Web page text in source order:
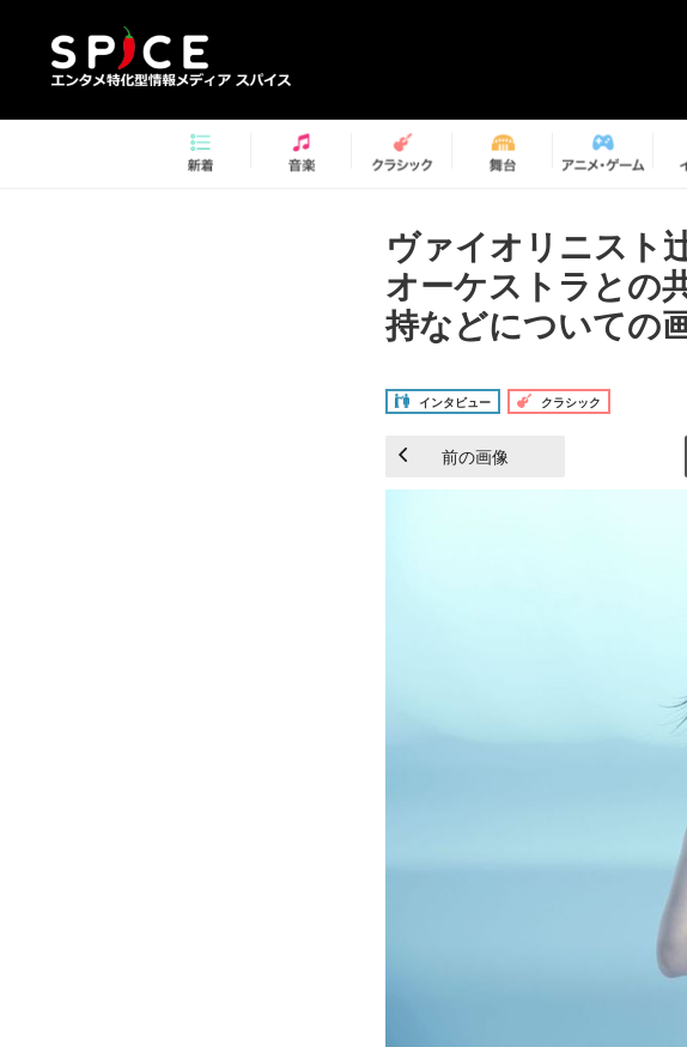
ヴァイオリニスト
オーケストラとの
持などについての
インタビュー クラシック
前の画像